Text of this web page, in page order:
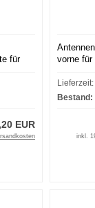
für
EUR
vorne für
Lieferzeit:
Bestand:
inkl.